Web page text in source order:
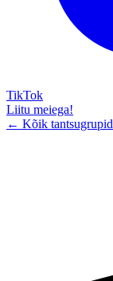
TikTok
Liitu meiega!
← Kõik tantsugrupid